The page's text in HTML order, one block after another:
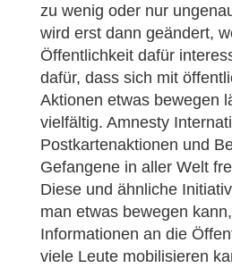
zu wenig oder nur
wird erst dann geändert,
Öffentlichkeit dafür
dafür, dass sich mit
Aktionen etwas bewegen
vielfältig. Amnesty
Postkartenaktionen und
Gefangene in aller Welt
Diese und ähnliche
man etwas bewegen
Informationen an die
viele Leute mobilisieren